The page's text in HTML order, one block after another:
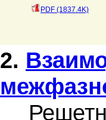
PDF (1837.4K)
2.